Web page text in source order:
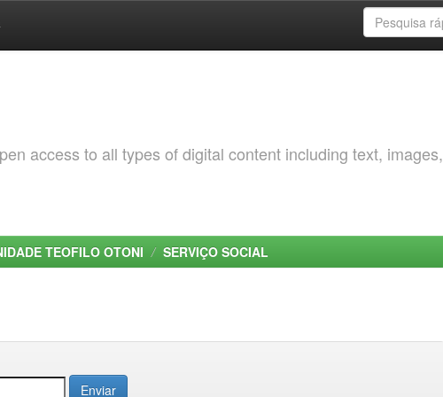
access to all types of digital content including text, images,
TEOFILO OTONI SERVIÇO SOCIAL